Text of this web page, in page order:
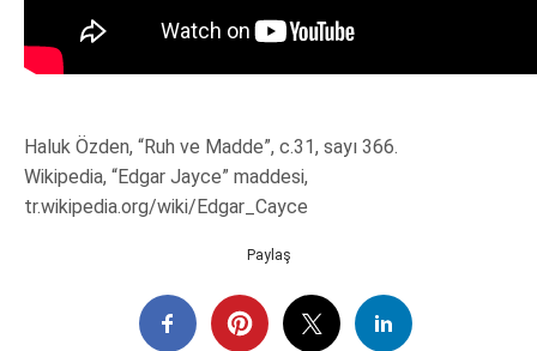
Haluk Özden, “Ruh ve Madde”, c.31, sayı 366.
Wikipedia, “Edgar Jayce” maddesi,
tr.wikipedia.org/wiki/Edgar_Cayce
Paylaş